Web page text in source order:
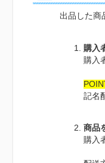
出品した商
購入
購入
記名
商品
購入